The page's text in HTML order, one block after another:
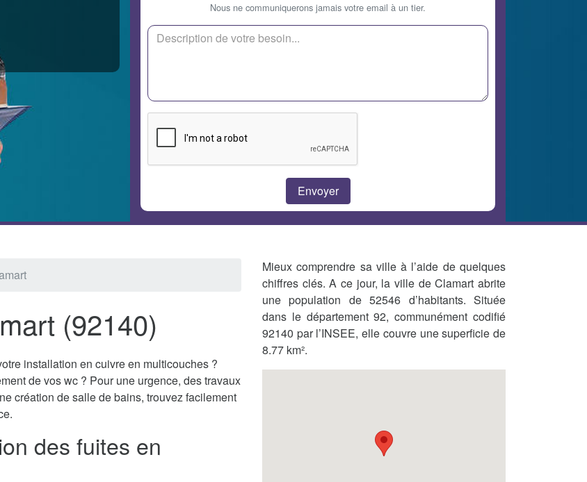
Nous ne communiquerons jamais votre email à un tier.
(92140)
installation en cuivre en multicouches ?
de vos wc ? Pour une urgence, des travaux
création de salle de bains, trouvez facilement
des fuites en
Mieux comprendre sa ville à l’aide de quelques
chiffres clés. A ce jour, la ville de Clamart abrite
une population de 52546 d’habitants. Située
dans le département 92, communément codifié
92140 par l’INSEE, elle couvre une superficie de
8.77 km².